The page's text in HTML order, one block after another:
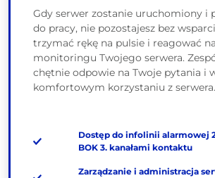
Gdy serwer zostanie uruchomiony i
do pracy, nie pozostajesz bez
trzymać rękę na pulsie i reagować
monitoringu Twojego serwera.
chętnie odpowie na Twoje pytania i
komfortowym korzystaniu z serwera.
Dostęp do infolinii alarmowej
BOK 3. kanałami kontaktu
Zarządzanie i administracja